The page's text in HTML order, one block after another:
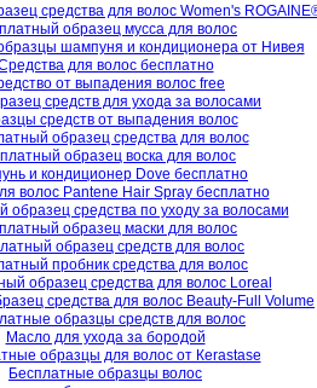
средства для волос Women's
образец мусса для волос
шампуня и кондиционера от Нивея
для волос бесплатно
от выпадения волос free
средств для ухода за волосами
средств от выпадения волос
образец средства для волос
образец воска для волос
и кондиционер Dove бесплатно
волос Pantene Hair Spray бесплатно
образец средства по уходу за волосами
образец маски для волос
образец средств для волос
пробник средства для волос
образец средства для волос Loreal
средства для волос Beauty-Full Volume
образцы средств для волос
Масло для ухода за бородой
образцы для волос от Кerastase
Бесплатные образцы волос